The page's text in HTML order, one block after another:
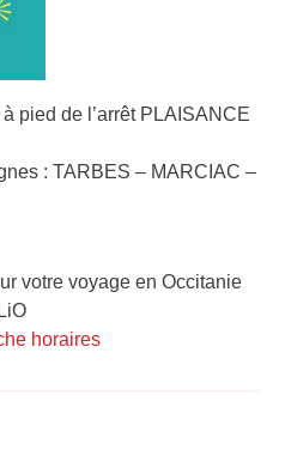
pied de l’arrêt PLAISANCE
: TARBES – MARCIAC –
votre voyage en Occitanie
horaires